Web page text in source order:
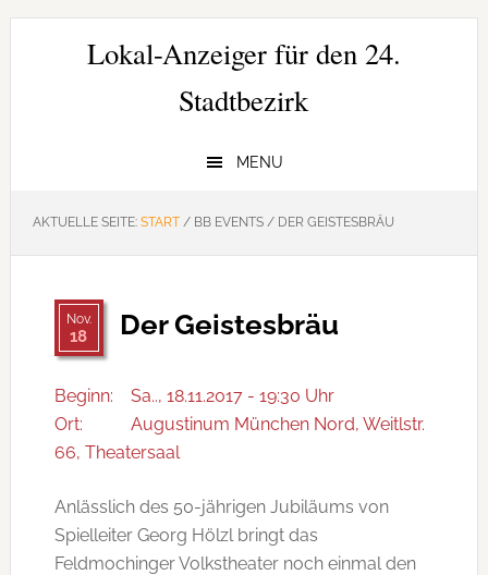
Zur
Hauptnavigation
Zum
Zur
SeitenspalteLokal-Anzeiger für den 24.
Stadtbezirk
MENU
AKTUELLE SEITE: START /BB EVENTS /DER GEISTESBRÄU
Nov.
18 Der Geistesbräu
Beginn:
Sa.., 18.11.2017 - 19:30 Uhr
Ort:
Augustinum München Nord, Weitlstr.
66, Theatersaal
Anlässlich des 50-jährigen Jubiläums von
Spielleiter Georg Hölzl bringt das
Feldmochinger Volkstheater noch einmal den